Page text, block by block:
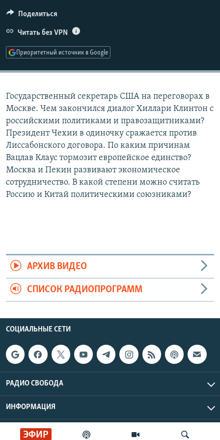
РАСПИСАНИЕ ВЕЩАНИЯ
ПОДПИШИТЕСЬ НА РАССЫЛКУ
СОЦИАЛЬНЫЕ СЕТИ
Все сайты РСЕ/РС
ЭФИР
Поделиться
Читать без VPN
Приоритетный источник в Google
Государственный секретарь США на переговорах в
Москве. Чем закончился диалог Хиллари Клинтон с
российскими политиками и правозащитниками?
Президент Чехии в одиночку сражается против
Лиссабонского договора. По каким причинам
Вацлав Клаус тормозит европейское единство?
Москва и Пекин развивают экономическое
сотрудничество. В какой степени можно считать
Россию и Китай политическими союзниками?
АРХИВ ВИДЕО
СПИСОК РАДИОПРОГРАММ
СОЦИАЛЬНЫЕ СЕТИ
РАДИО СВОБОДА
ИНФОРМАЦИЯ
Радио Свобода © 2026 RFE/RL, Inc. | Все права защищены.